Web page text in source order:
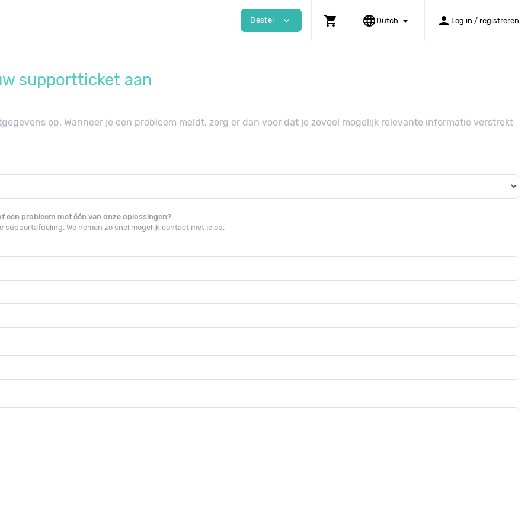
Bestel expand_more shopping_cart language Dutch arrow_drop_down person Log in / registreren
supportticket aan
op. Wanneer je een probleem meldt, zorg er dan voor dat je zoveel mogelijk relevante informatie verstrekt
een probleem met één van onze oplossingen?
supportafdeling. We nemen zo snel mogelijk contact met je op.